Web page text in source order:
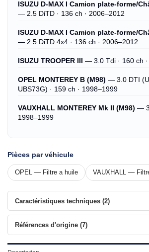
ISUZU D-MAX I Camion plate-forme/
— 2.5 DiTD · 136 ch · 2006–2012
ISUZU D-MAX I Camion plate-forme/
— 2.5 DiTD 4x4 · 136 ch · 2006–2012
ISUZU TROOPER III — 3.0 Tdi · 160 ch
OPEL MONTEREY B (M98) — 3.0 DTI
UBS73G) · 159 ch · 1998–1999
VAUXHALL MONTEREY Mk II (M98) —
1998–1999
Pièces par véhicule
OPEL — Filtre a huile VAUXHALL —
Caractéristiques techniques (2)
Références d'origine (7)